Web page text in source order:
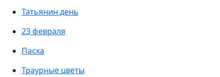
Татьянин день
23 февраля
Пасха
Траурные цветы